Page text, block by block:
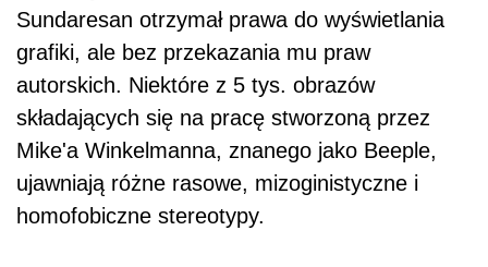
Sundaresan otrzymał prawa do wyświetlania
grafiki, ale bez przekazania mu praw
autorskich. Niektóre z 5 tys. obrazów
składających się na pracę stworzoną przez
Mike'a Winkelmanna, znanego jako Beeple,
ujawniają różne rasowe, mizoginistyczne i
homofobiczne stereotypy.